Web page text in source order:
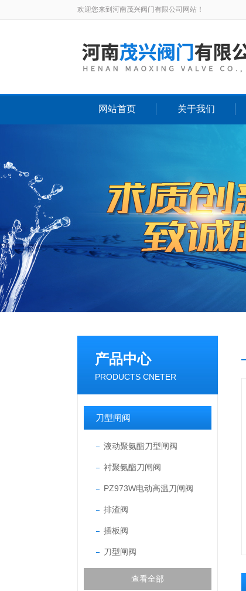
欢迎您来到河南茂兴阀门有限公司网站！
网站首页 关于我们
产品中心
PRODUCTS CNETER
刀型闸阀
液动聚氨酯刀型闸阀
衬聚氨酯刀闸阀
PZ973W电动高温刀闸阀
排渣阀
插板阀
刀型闸阀
查看全部